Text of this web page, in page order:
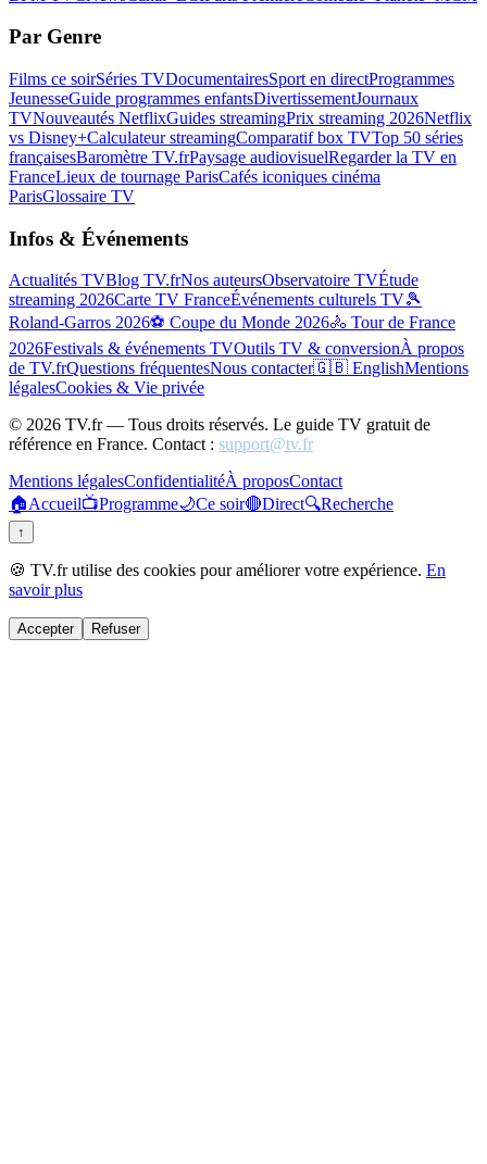
Par Genre
Films ce soirSéries TVDocumentairesSport en directProgrammes
JeunesseGuide programmes enfantsDivertissementJournaux
TVNouveautés NetflixGuides streamingPrix streaming 2026Netflix
vs Disney+Calculateur streamingComparatif box TVTop 50 séries
françaisesBaromètre TV.frPaysage audiovisuelRegarder la TV en
FranceLieux de tournage ParisCafés iconiques cinéma
ParisGlossaire TV
Infos & Événements
Actualités TVBlog TV.frNos auteursObservatoire TVÉtude
streaming 2026Carte TV FranceÉvénements culturels TV🎾
Roland-Garros 2026⚽ Coupe du Monde 2026🚴 Tour de France
2026Festivals & événements TVOutils TV & conversionÀ propos
de TV.frQuestions fréquentesNous contacter🇬🇧 EnglishMentions
légalesCookies & Vie privée
© 2026 TV.fr — Tous droits réservés. Le guide TV gratuit de
référence en France. Contact : support@tv.fr
Mentions légalesConfidentialitéÀ proposContact
🏠Accueil📺Programme🌙Ce soir🔴Direct🔍Recherche
↑
🍪 TV.fr utilise des cookies pour améliorer votre expérience. En
savoir plus
Accepter Refuser